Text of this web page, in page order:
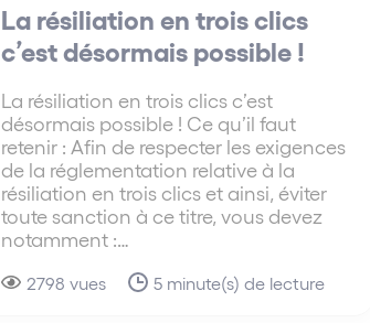
La résiliation en trois clics
c’est désormais possible !
La résiliation en trois clics c’est
désormais possible ! Ce qu’il faut
retenir : Afin de respecter les exigences
de la réglementation relative à la
résiliation en trois clics et ainsi, éviter
toute sanction à ce titre, vous devez
notamment :…
2798 vues 5 minute(s) de lecture